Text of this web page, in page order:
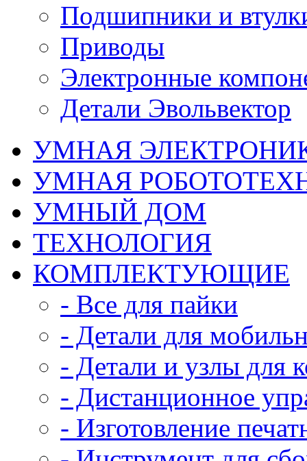
Подшипники и
Приводы
Электронные
Детали Эвольвектор
УМНАЯ
УМНАЯ
УМНЫЙ ДОМ
ТЕХНОЛОГИЯ
КОМПЛЕКТУЮЩИЕ
- Все для пайки
- Детали для
- Детали и узлы для
- Дистанционное
- Изготовление